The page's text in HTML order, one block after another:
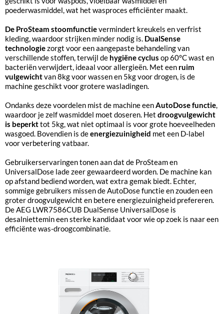
poederwasmiddel, wat het wasproces efficiënter maakt.
De ProSteam stoomfunctievermindert kreukels en verfrist
kleding, waardoor strijken minder nodig is. DualSense
technologiezorgt voor een aangepaste behandeling van
verschillende stoffen, terwijl de hygiëne cyclus op 60°C wast en
bacteriën verwijdert, ideaal voor allergieën. Met een ruim
vulgewichtvan 8kg voor wassen en 5kg voor drogen, is de
machine geschikt voor grotere wasladingen.
Ondanks deze voordelen mist de machine eenAutoDose functie,
waardoor je zelf wasmiddel moet doseren. Het droogvulgewicht
is beperkttot 5kg, wat niet optimaal is voor grote hoeveelheden
wasgoed. Bovendien is deenergiezuinigheid met een D-label
voor verbetering vatbaar.
Gebruikerservaringen tonen aan dat de ProSteam en
UniversalDose lade zeer gewaardeerd worden. De machine kan
op afstand bediend worden, wat extra gemak biedt. Echter,
sommige gebruikers missen de AutoDose functie en zouden een
groter droogvulgewicht en betere energiezuinigheid prefereren.
De AEG LWR7586CUB DualSense UniversalDose is
desalniettemin een sterke kandidaat voor wie op zoek is naar een
efficiënte was-droogcombinatie.